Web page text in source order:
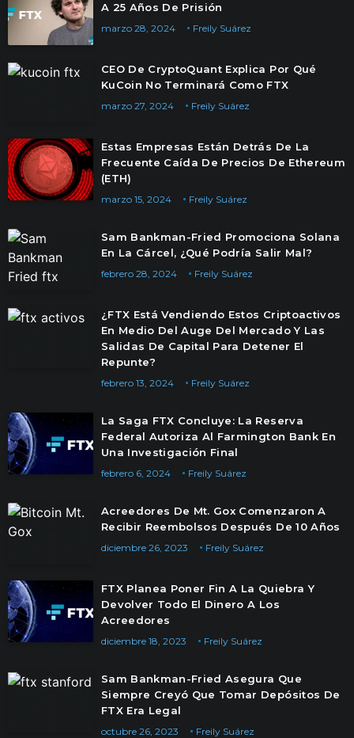
A 25 Años De Prisión
Freily Suárez
marzo 28, 2024
CEO De CryptoQuant Explica Por Qué
KuCoin No Terminará Como FTX
Freily Suárez
marzo 27, 2024
Estas Empresas Están Detrás De La
Frecuente Caída De Precios De Ethereum
(ETH)
Freily Suárez
marzo 15, 2024
Sam Bankman-Fried Promociona Solana
En La Cárcel, ¿Qué Podría Salir Mal?
Freily Suárez
febrero 28, 2024
¿FTX Está Vendiendo Estos Criptoactivos
En Medio Del Auge Del Mercado Y Las
Salidas De Capital Para Detener El
Repunte?
Freily Suárez
febrero 13, 2024
La Saga FTX Concluye: La Reserva
Federal Autoriza Al Farmington Bank En
Una Investigación Final
Freily Suárez
febrero 6, 2024
Acreedores De Mt. Gox Comenzaron A
Recibir Reembolsos Después De 10 Años
Freily Suárez
diciembre 26, 2023
FTX Planea Poner Fin A La Quiebra Y
Devolver Todo El Dinero A Los
Acreedores
Freily Suárez
diciembre 18, 2023
Sam Bankman-Fried Asegura Que
Siempre Creyó Que Tomar Depósitos De
FTX Era Legal
Freily Suárez
octubre 26, 2023